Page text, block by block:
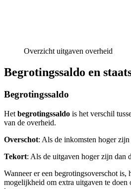
Overzicht uitgaven overheid
Begrotingssaldo en
Begrotingssaldo
Het begrotingssaldo is het verschil
van de overheid.
Overschot: Als de inkomsten hoger
Tekort: Als de uitgaven hoger zijn dan
Wanneer er een begrotingsoverschot is,
mogelijkheid om extra uitgaven te doen